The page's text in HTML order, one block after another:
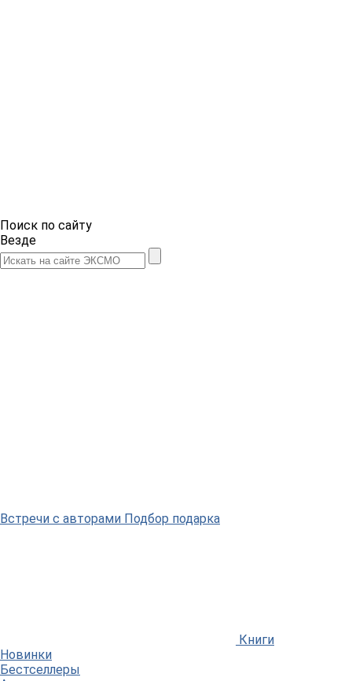
Поиск по сайту
Везде
Встречи с авторами Подбор подарка
Книги
Новинки
Бестселлеры